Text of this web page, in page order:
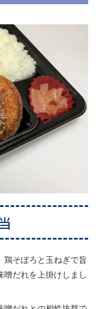
鶏そぼろと玉ねぎで旨
噌だれを上掛けしまし